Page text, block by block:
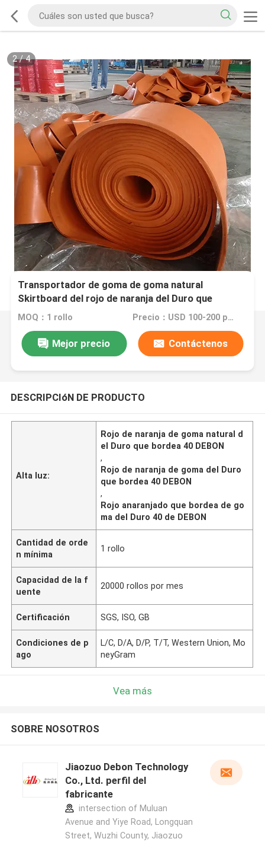
2/4
Transportador de goma de goma natural
Skirtboard del rojo de naranja del Duro que
bordea 40
MOQ：1 rollo Precio：USD 100-200 per roll
Mejor precio Contáctenos
DESCRIPCIóN DE PRODUCTO
Alta luz:
Rojo de naranja de goma natural d
el Duro que bordea 40 DEBON
,
Rojo de naranja de goma del Duro
que bordea 40 DEBON
,
Rojo anaranjado que bordea de go
ma del Duro 40 de DEBON
Cantidad de orde
n mínima
1 rollo
Capacidad de la f
uente
20000 rollos por mes
Certificación SGS, ISO, GB
Condiciones de p
ago
L/C, D/A, D/P, T/T, Western Union, Mo
neyGram
Vea más
SOBRE NOSOTROS
Jiaozuo Debon Technology
Co., Ltd. perfil del
fabricante
intersection of Muluan
Avenue and Yiye Road, Longquan
Street, Wuzhi County, Jiaozuo